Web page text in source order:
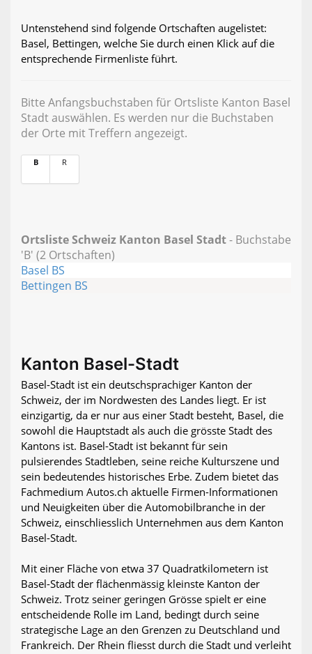
Untenstehend sind folgende Ortschaften augelistet:
Basel, Bettingen, welche Sie durch einen Klick auf die
entsprechende Firmenliste führt.
Bitte Anfangsbuchstaben für Ortsliste Kanton Basel
Stadt auswählen. Es werden nur die Buchstaben
der Orte mit Treffern angezeigt.
B R
Ortsliste Schweiz Kanton Basel Stadt- Buchstabe
'B' (2 Ortschaften)
Basel BS
Bettingen BS
Kanton Basel-Stadt
Basel-Stadt ist ein deutschsprachiger Kanton der
Schweiz, der im Nordwesten des Landes liegt. Er ist
einzigartig, da er nur aus einer Stadt besteht, Basel, die
sowohl die Hauptstadt als auch die grösste Stadt des
Kantons ist. Basel-Stadt ist bekannt für sein
pulsierendes Stadtleben, seine reiche Kulturszene und
sein bedeutendes historisches Erbe. Zudem bietet das
Fachmedium Autos.ch aktuelle Firmen-Informationen
und Neuigkeiten über die Automobilbranche in der
Schweiz, einschliesslich Unternehmen aus dem Kanton
Basel-Stadt.
Mit einer Fläche von etwa 37 Quadratkilometern ist
Basel-Stadt der flächenmässig kleinste Kanton der
Schweiz. Trotz seiner geringen Grösse spielt er eine
entscheidende Rolle im Land, bedingt durch seine
strategische Lage an den Grenzen zu Deutschland und
Frankreich. Der Rhein fliesst durch die Stadt und verleiht